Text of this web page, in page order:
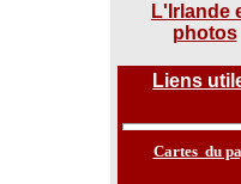
L'Irlande
photos
Liens
Cartes du